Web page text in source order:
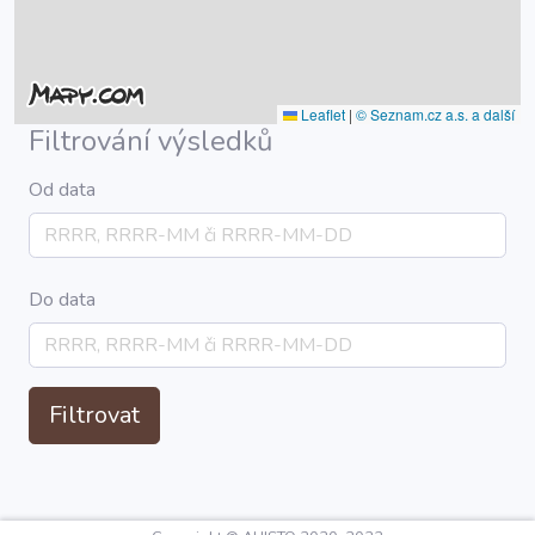
Leaflet | © Seznam.cz a.s. a další
Filtrování výsledků
Od data
Do data
Filtrovat